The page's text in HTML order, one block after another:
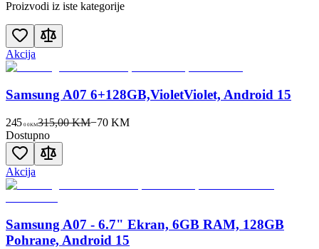
Proizvodi iz iste kategorije
Akcija
Samsung A07 6+128GB,VioletViolet, Android 15
245 00KM315,00 KM−70 KM
Dostupno
Akcija
Samsung A07 - 6.7" Ekran, 6GB RAM, 128GB
Pohrane, Android 15